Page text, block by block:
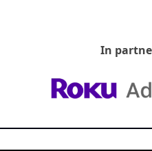
In